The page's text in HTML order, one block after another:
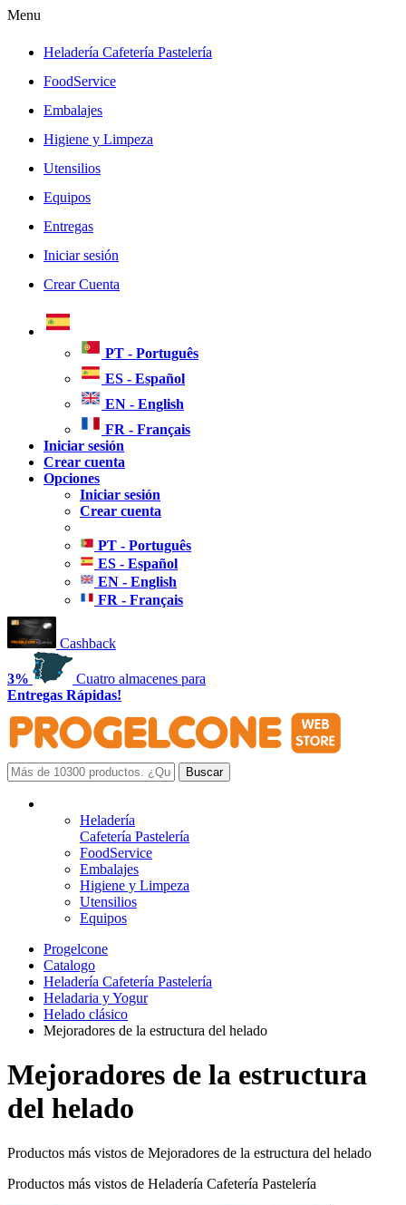
Menu
Heladería Cafetería Pastelería
FoodService
Embalajes
Higiene y Limpeza
Utensilios
Equipos
Entregas
Iniciar sesión
Crear Cuenta
PT - Português
ES - Español
EN - English
FR - Français
Iniciar sesión
Crear cuenta
Opciones
Iniciar sesión
Crear cuenta
PT - Português
ES - Español
EN - English
FR - Français
Cashback
3%
Cuatro almacenes para
Entregas Rápidas!
Heladería
Cafetería Pastelería
FoodService
Embalajes
Higiene y Limpeza
Utensilios
Equipos
Progelcone
Catalogo
Heladería Cafetería Pastelería
Heladaria y Yogur
Helado clásico
Mejoradores de la estructura del helado
Mejoradores de la estructura
del helado
Productos más vistos de Mejoradores de la estructura del helado
Productos más vistos de Heladería Cafetería Pastelería